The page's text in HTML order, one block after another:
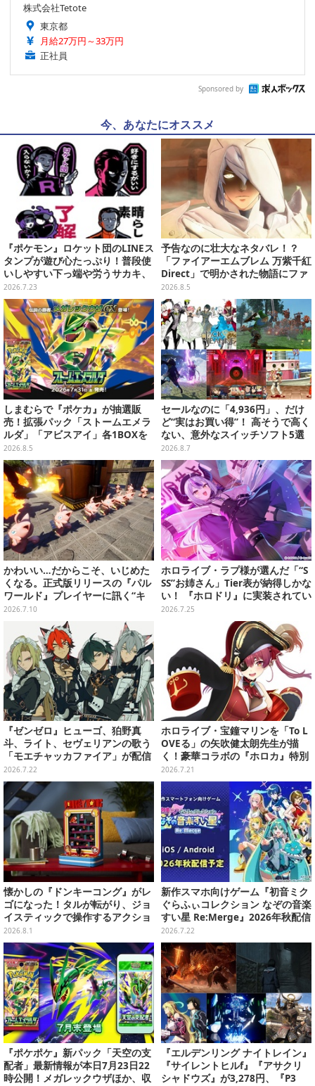
株式会社Tetote
東京都
月給27万円～33万円
正社員
Sponsored by
今、あなたにオススメ
『ポケモン』ロケット団のLINEス
タンプが遊び心たっぷり！普段使
いしやすい下っ端や労うサカキ、
変装したコトネまで全40種
2026.7.23
予告なのに壮大なネタバレ！？
「ファイアーエムブレム 万紫千紅
Direct」で明かされた物語にファ
ンも震え上がる
2026.8.5
しまむらで『ポケカ』が抽選販
売！拡張パック「ストームエメラ
ルダ」「アビスアイ」各1BOXを
ラインナップ
2026.8.5
セールなのに「4,936円」、だけ
ど“実はお買い得”！ 高そうで高く
ない、意外なスイッチソフト5選
2026.8.7
かわいい…だからこそ、いじめた
くなる。正式版リリースの『パル
ワールド』プレイヤーに訊く“キ
ュートアグレッション×パル”の底
知れぬ魅力とは
2026.7.10
ホロライブ・ラプ様が選んだ「“S
SS”お姉さん」Tier表が納得しかな
い！ 『ホロドリ』に実装されてい
るお姉さんイラストを振り返り
2026.7.25
『ゼンゼロ』ヒューゴ、狛野真
斗、ライト、セヴェリアンの歌う
「モエチャッカファイア」が配信
決定―似合ってる…4人のメイド
服イラストもお披露目
2026.7.22
ホロライブ・宝鐘マリンを「To L
OVEる」の矢吹健太朗先生が描
く！豪華コラボの『ホロカ』特別
カードが「Vジャンプ10月号」に
付録
2026.7.21
懐かしの『ドンキーコング』がレ
ゴになった！タルが転がり、ジョ
イスティックで操作するアクショ
ンギミック搭載
2026.8.1
新作スマホ向けゲーム『初音ミク
ぐらふぃコレクション なぞの音楽
すい星 Re:Merge』2026年秋配信
決定！鏡音リン&レン、巡音ルカ
など“ピアプロキャラクターズ”6
名が登場
2026.7.22
『ポケポケ』新パック「天空の支
配者」最新情報が本日7月23日22
時公開！メガレックウザほか、収
『エルデンリング ナイトレイン』
『サイレントヒルf』『アサクリ
シャドウズ』が3,278円、『P3